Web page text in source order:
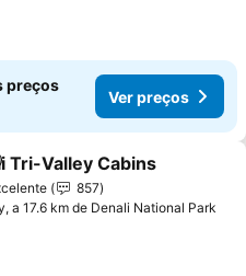
preços
Ver preços
aos favoritos
Tri-Valley Cabins
857
a 17.6 km de Denali National Park